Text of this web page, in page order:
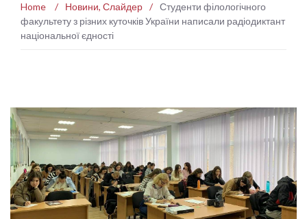
Home / Новини, Слайдер / Студенти філологічного
факультету з різних куточків України написали радіодиктант
національної єдності